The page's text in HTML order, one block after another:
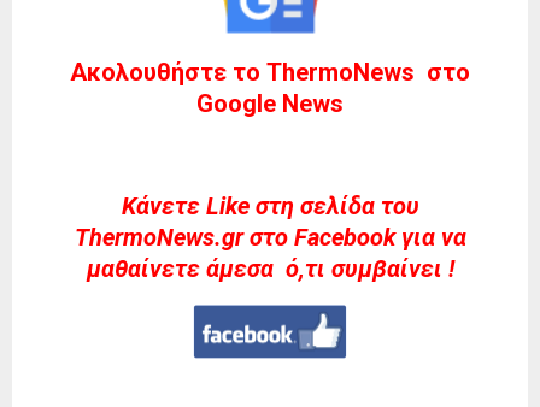
Ακολουθήστε το ThermoNews στο
Google News
Kάνετε Like στη σελίδα του
ThermoNews.gr στο Facebook για να
μαθαίνετε άμεσα ό,τι συμβαίνει !